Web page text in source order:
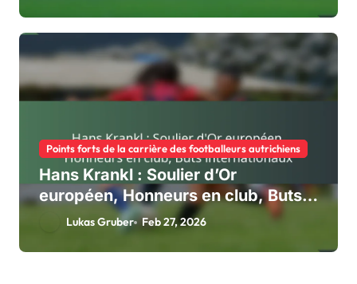
Points forts de la carrière des footballeurs autrichiens
Hans Krankl : Soulier d’Or
européen, Honneurs en club, Buts
internationaux
Lukas Gruber Feb 27, 2026